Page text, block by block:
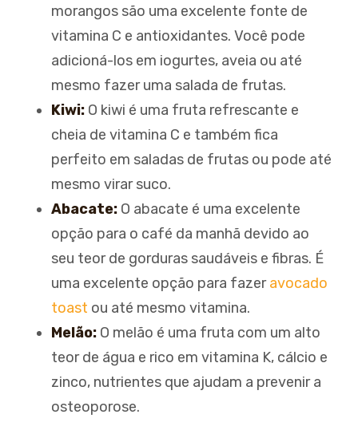
morangos são uma excelente fonte de
vitamina C e antioxidantes. Você pode
adicioná-los em iogurtes, aveia ou até
mesmo fazer uma salada de frutas.
Kiwi: O kiwi é uma fruta refrescante e
cheia de vitamina C e também fica
perfeito em saladas de frutas ou pode até
mesmo virar suco.
Abacate: O abacate é uma excelente
opção para o café da manhã devido ao
seu teor de gorduras saudáveis e fibras. É
uma excelente opção para fazeravocado
toast ou até mesmo vitamina.
Melão: O melão é uma fruta com um alto
teor de água e rico em vitamina K, cálcio e
zinco, nutrientes que ajudam a prevenir a
osteoporose.